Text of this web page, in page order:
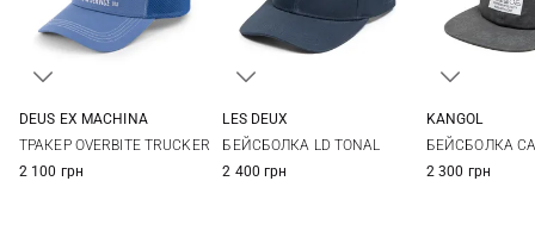
DEUS EX MACHINА
ТРАКЕР OVERBITE TRUCKER
2 100 грн
LES DEUX
БЕЙСБОЛКА LD TONAL
2 400 грн
KANGOL
БЕЙСБОЛКА
2 300 грн